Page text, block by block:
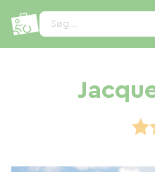
Søg...
CCookie-styringspanel